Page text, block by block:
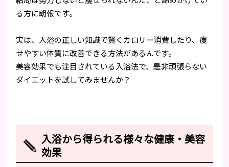
る方に朗報です。
実は、入浴の正しい知識で賢くカロリー消費したり、痩
せやすい体質に改善できる方法があるんです。
美容効果でも注目されている入浴法で、是非頑張らない
ダイエットを試してみませんか？
入浴から得られる様々な健康・美容
効果